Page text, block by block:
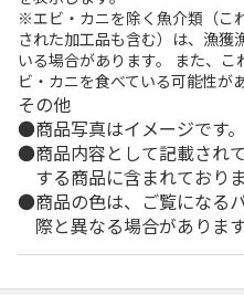
※エビ・カニを除く魚介類（こ
された加工品も含む）は、漁獲
いる場合があります。 また、
ビ・カニを食べている可能性が
その他
商品写真はイメージです。
商品内容として記載され
する商品に含まれており
商品の色は、ご覧になる
際と異なる場合があります